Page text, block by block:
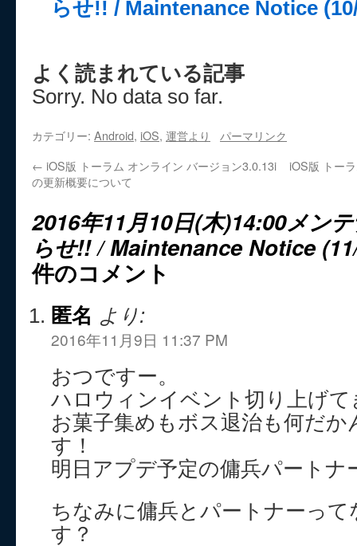
らせ!! / Maintenance Notice
よく読まれている記事
Sorry. No data so far.
カテゴリー: Android, iOS, 運営より
パーマリンク
← iOS版 トーラム オンライン バージョン3.0.13i
の更新概要について
iOS版 トー
2016年11月10日(木)14:00メン
らせ!! / Maintenance Notice
件のコメント
匿名 より:
2016年11月9日 11:37 PM
おつですー。
ハロウィンイベント切り上げて
お菓子集めもボス退治も何だ
す！
明日アプデ予定の傭兵パートナ
ちなみに傭兵とパートナーっ
す？